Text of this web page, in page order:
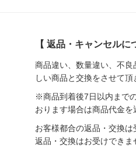
【 返品・キャンセルに
商品違い、数量違い、不
しい商品と交換をさせて頂
※商品到着後7日以内まで
おります場合は商品代金を
お客様都合の返品・交換は
返品・交換はお受けできま